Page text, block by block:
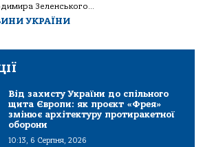
Зеленського...
УКРАЇНИ
Від захисту України до спільного
щита Європи: як проєкт «Фрея»
змінює архітектуру протиракетної
оборони
10:13, 6 Серпня, 2026